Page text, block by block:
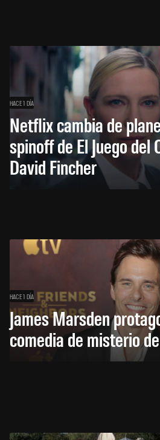
HACE 1 DÍA
Netflix cambia de
spinoff de El Juego del
David Fincher
HACE 1 DÍA
James Marsden
comedia de misterio